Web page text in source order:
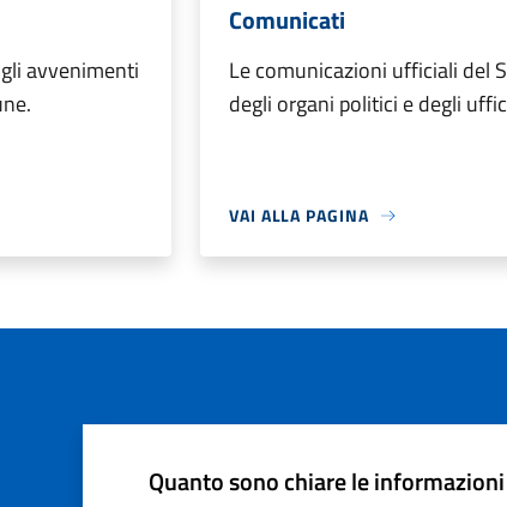
avvenimenti
Comunicati
Le comunicazioni ufficiali del
degli organi politici e degli
VAI ALLA PAGINA
Quanto sono chiare le